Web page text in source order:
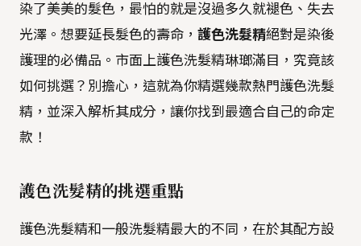
染了美美的髮色，最怕的就是沒過多久就褪色、失去
光澤。想要延長髮色的壽命， 護色洗髮精絕對是染後
護理的必備品。市面上護色洗髮精琳瑯滿目，究竟該
如何挑選？別擔心，這就為你精選幾款熱門護色洗髮
精，並深入解析其成分，讓你找到最適合自己的命定
款！
護色洗髮精的挑選重點
護色洗髮精和一般洗髮精最大的不同，在於其配方設